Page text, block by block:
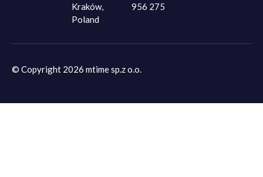
Kraków,
Poland
956 275
© Copyright 2026 mtime sp.z o.o.